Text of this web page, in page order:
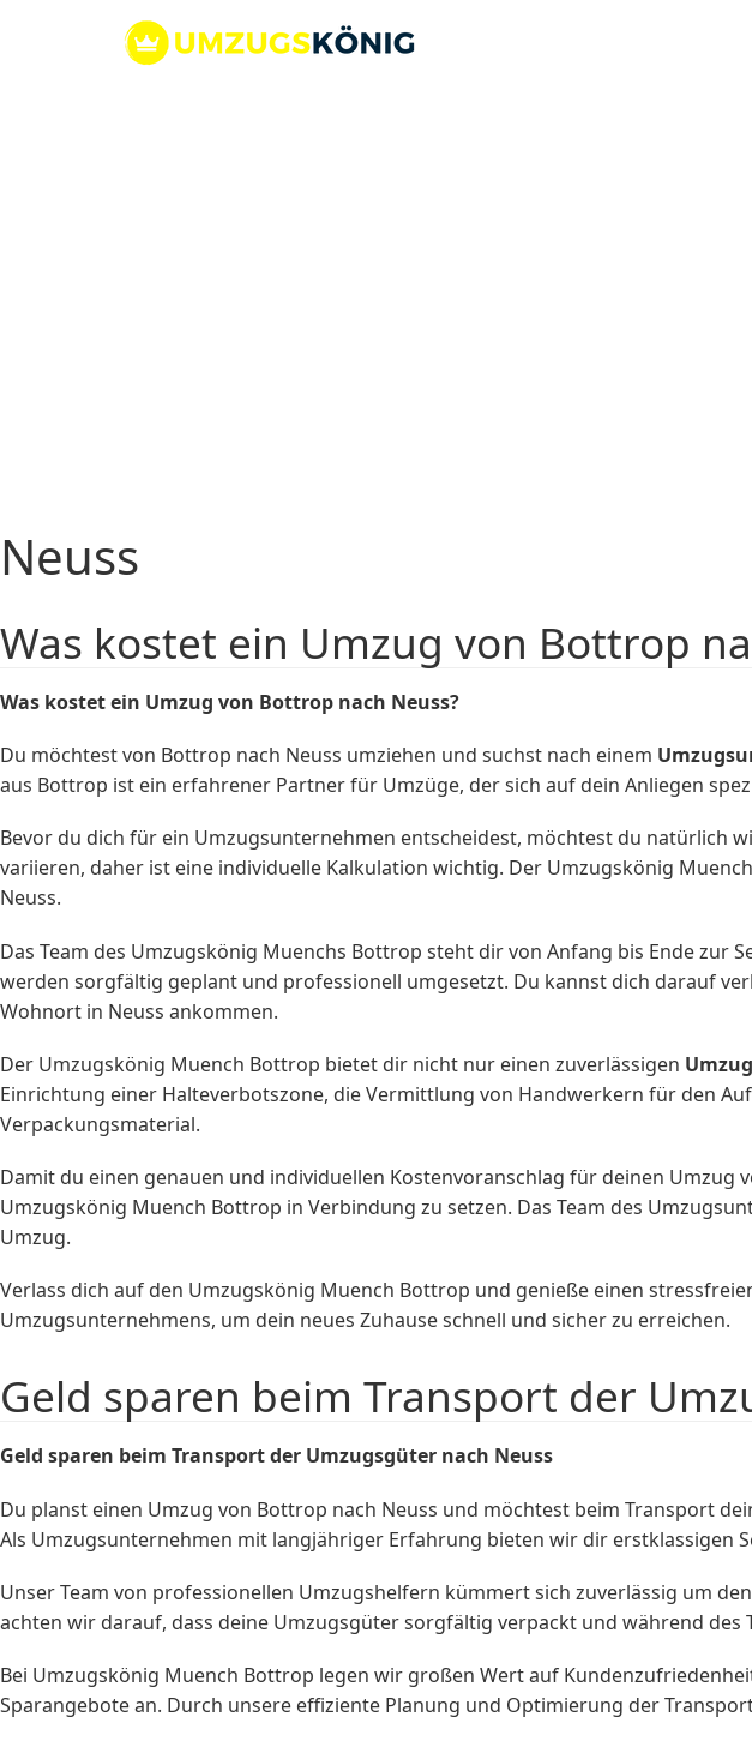
Neuss
Was kostet ein Umzug von Bottrop
Was kostet ein Umzug von Bottrop nach Neuss?
Du möchtest von Bottrop nach Neuss umziehen und suchst nach einem
aus Bottrop ist ein erfahrener Partner für Umzüge, der sich auf dein Anliegen
Bevor du dich für ein Umzugsunternehmen entscheidest, möchtest du natürlich
variieren, daher ist eine individuelle Kalkulation wichtig. Der Umzugskönig
Neuss.
Das Team des Umzugskönig Muenchs Bottrop steht dir von Anfang bis Ende
werden sorgfältig geplant und professionell umgesetzt. Du kannst dich darauf
Wohnort in Neuss ankommen.
Der Umzugskönig Muench Bottrop bietet dir nicht nur einen zuverlässigen
Einrichtung einer Halteverbotszone, die Vermittlung von Handwerkern für den
Verpackungsmaterial.
Damit du einen genauen und individuellen Kostenvoranschlag für deinen
Umzugskönig Muench Bottrop in Verbindung zu setzen. Das Team des
Umzug.
Verlass dich auf den Umzugskönig Muench Bottrop und genieße einen
Umzugsunternehmens, um dein neues Zuhause schnell und sicher zu erreichen.
Geld sparen beim Transport der
Geld sparen beim Transport der Umzugsgüter nach Neuss
Du planst einen Umzug von Bottrop nach Neuss und möchtest beim Transport
Als Umzugsunternehmen mit langjähriger Erfahrung bieten wir dir erstklassigen
Unser Team von professionellen Umzugshelfern kümmert sich zuverlässig um
achten wir darauf, dass deine Umzugsgüter sorgfältig verpackt und während
Bei Umzugskönig Muench Bottrop legen wir großen Wert auf
Sparangebote an. Durch unsere effiziente Planung und Optimierung der